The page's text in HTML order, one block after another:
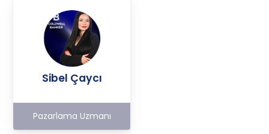
Sibel Çaycı
Pazarlama Uzmanı